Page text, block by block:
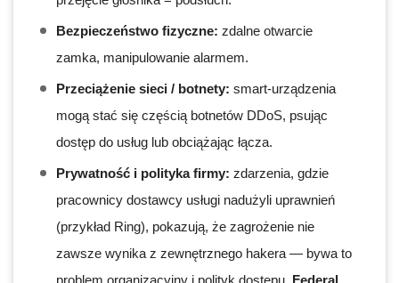
Bezpieczeństwo fizyczne: zdalne otwarcie
zamka, manipulowanie alarmem.
Przeciążenie sieci / botnety: smart-urządzenia
mogą stać się częścią botnetów DDoS, psując
dostęp do usług lub obciążając łącza.
Prywatność i polityka firmy: zdarzenia, gdzie
pracownicy dostawcy usługi nadużyli uprawnień
(przykład Ring), pokazują, że zagrożenie nie
zawsze wynika z zewnętrznego hakera — bywa to
problem organizacyjny i polityk dostępu. Federal